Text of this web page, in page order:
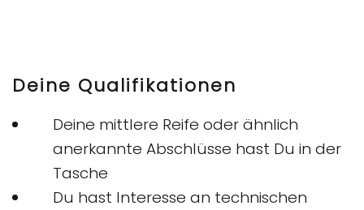
Deine Qualifikationen
Deine mittlere Reife oder ähnlich
anerkannte Abschlüsse hast Du in der
Tasche
Du hast Interesse an technischen